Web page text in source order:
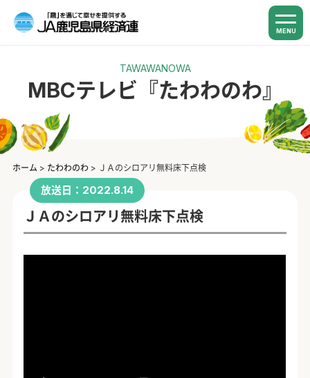
MENU
TAWAWANOWA
MBCテレビ『たわわのわ』
ホーム > たわわのわ > ＪＡのシロアリ無料床下点検
放送日：2022.8.14
ＪＡのシロアリ無料床下点検